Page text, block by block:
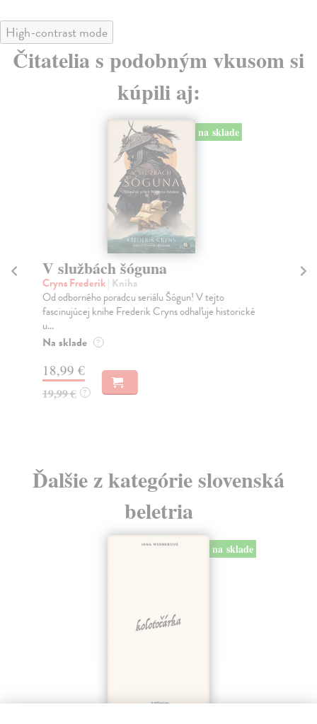
High-contrast mode
Čitatelia s podobným vkusom si
kúpili aj:
na sklade
V službách šóguna
Cryns Frederik| Kniha
Od odborného poradcu seriálu Šógun! V tejto
fascinujúcej knihe Frederik Cryns odhaľuje historické
u...
Na sklade ?
18,99 €
19,99 € ?
Ďalšie z kategórie slovenská
beletria
na sklade